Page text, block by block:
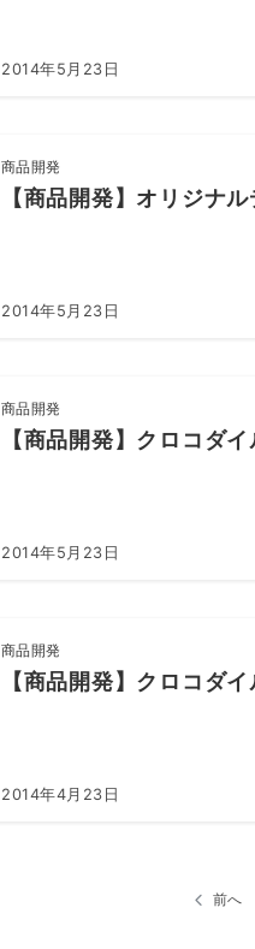
2014年5月23日
商品開発
【商品開発】オリジ
2014年5月23日
商品開発
【商品開発】クロコ
2014年5月23日
商品開発
【商品開発】クロコ
2014年4月23日
前へ